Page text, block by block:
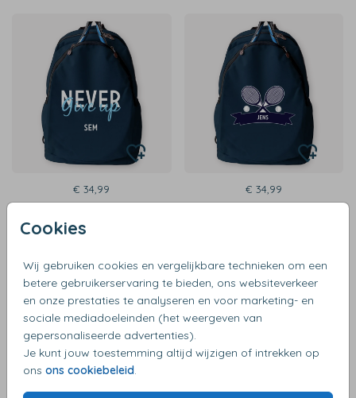
Cookies
Wij gebruiken cookies en vergelijkbare technieken om een
betere gebruikerservaring te bieden, ons websiteverkeer
en onze prestaties te analyseren en voor marketing- en
sociale mediadoeleinden (het weergeven van
gepersonaliseerde advertenties).
Je kunt jouw toestemming altijd wijzigen of intrekken op
ons ons cookiebeleid.
€ 34,99 € 34,99
Op zoek naar een tennistas met naam?
Voor kinderen maar ook voor volwassen hebben wij leuke
tennistassen met naam erop gedrukt. Dit zorgt ervoor dat
ze hun eigen tas gemakkelijk kunnen herkennen tussen alle
andere tassen op de tennisbaan of in het clubhuis. Een